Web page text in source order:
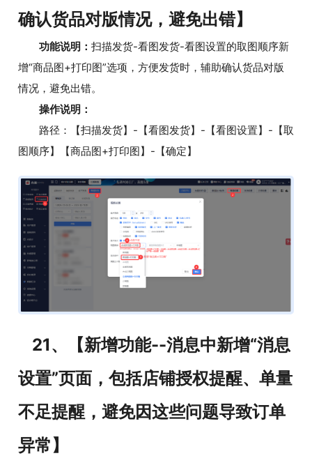
确认货品对版情况，避免出错】
功能说明： 扫描发货-看图发货-看图设置的取图顺序新
增“商品图+打印图”选项，方便发货时，辅助确认货品对版
情况，避免出错。
操作说明：
路径：【扫描发货】-【看图发货】-【看图设置】-【取
图顺序】【商品图+打印图】-【确定】
21、【新增功能--消息中新增“消息
设置”页面，包括店铺授权提醒、单量
不足提醒，避免因这些问题导致订单
异常】